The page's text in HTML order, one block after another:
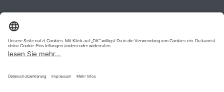
UNSERE PARTNER
stellenanzeigen.de
Jobblitz.de